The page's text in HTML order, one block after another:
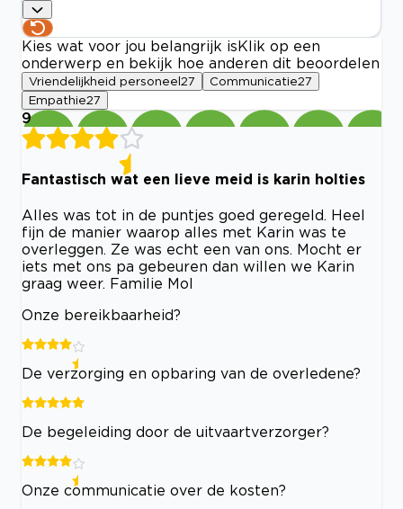
Kies wat voor jou belangrijk is Klik op een
onderwerp en bekijk hoe anderen dit beoordelen
Vriendelijkheid personeel 27 Communicatie27
Empathie27
9
Fantastisch wat een lieve meid is karin holties
Alles was tot in de puntjes goed geregeld. Heel
fijn de manier waarop alles met Karin was te
overleggen. Ze was echt een van ons. Mocht er
iets met ons pa gebeuren dan willen we Karin
graag weer. Familie Mol
Onze bereikbaarheid?
De verzorging en opbaring van de overledene?
De begeleiding door de uitvaartverzorger?
Onze communicatie over de kosten?